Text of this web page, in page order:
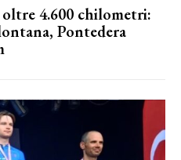
4.600 chilometri:
Pontedera